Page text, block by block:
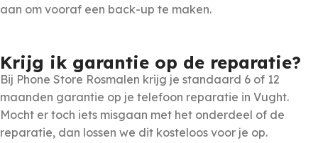
aan om vooraf een back-up te maken.
Krijg ik garantie op de reparatie?
Bij Phone Store Rosmalen krijg je standaard 6 of 12
maanden garantie op je telefoon reparatie in Vught.
Mocht er toch iets misgaan met het onderdeel of de
reparatie, dan lossen we dit kosteloos voor je op.